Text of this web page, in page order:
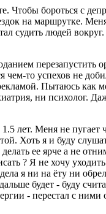
бороться с
на маршрутке.
судить людей
перезапустить
то успехов не
Пытаюсь как
ни психолог.
лет. Меня не
Хоть я и буду
ее ярче а не
? Я не хочу
я ни на ёту ни
будет - буду
- перестал с ними